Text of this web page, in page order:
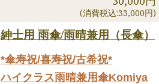
(消費税込:33,000円)
紳士用 雨傘/雨晴兼用（長傘）
*傘寿祝/喜寿祝/古希祝*
ハイクラス雨晴兼用傘Komiya